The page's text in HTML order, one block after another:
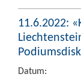
11.6.2022:
Datum: